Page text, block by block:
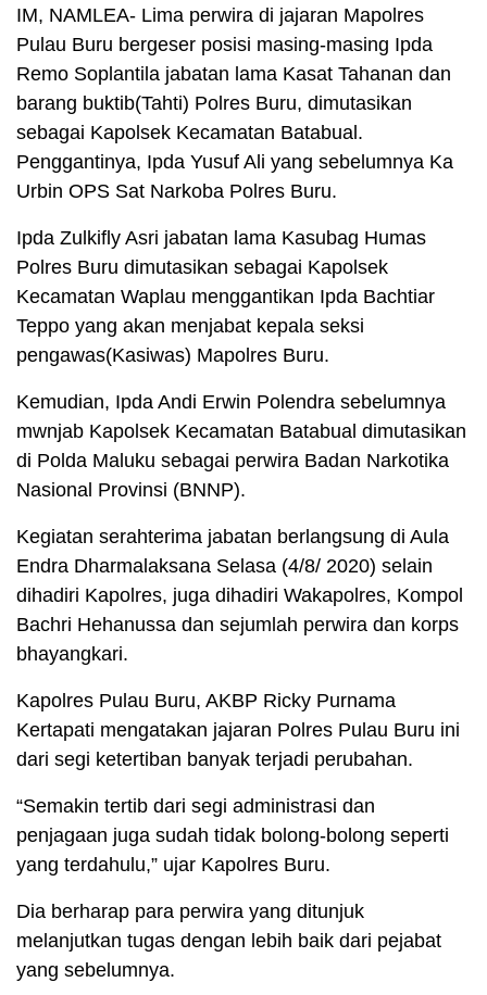
IM, NAMLEA- Lima perwira di jajaran Mapolres
Pulau Buru bergeser posisi masing-masing Ipda
Remo Soplantila jabatan lama Kasat Tahanan dan
barang buktib(Tahti) Polres Buru, dimutasikan
sebagai Kapolsek Kecamatan Batabual.
Penggantinya, Ipda Yusuf Ali yang sebelumnya Ka
Urbin OPS Sat Narkoba Polres Buru.
Ipda Zulkifly Asri jabatan lama Kasubag Humas
Polres Buru dimutasikan sebagai Kapolsek
Kecamatan Waplau menggantikan Ipda Bachtiar
Teppo yang akan menjabat kepala seksi
pengawas(Kasiwas) Mapolres Buru.
Kemudian, Ipda Andi Erwin Polendra sebelumnya
mwnjab Kapolsek Kecamatan Batabual dimutasikan
di Polda Maluku sebagai perwira Badan Narkotika
Nasional Provinsi (BNNP).
Kegiatan serahterima jabatan berlangsung di Aula
Endra Dharmalaksana Selasa (4/8/ 2020) selain
dihadiri Kapolres, juga dihadiri Wakapolres, Kompol
Bachri Hehanussa dan sejumlah perwira dan korps
bhayangkari.
Kapolres Pulau Buru, AKBP Ricky Purnama
Kertapati mengatakan jajaran Polres Pulau Buru ini
dari segi ketertiban banyak terjadi perubahan.
“Semakin tertib dari segi administrasi dan
penjagaan juga sudah tidak bolong-bolong seperti
yang terdahulu,” ujar Kapolres Buru.
Dia berharap para perwira yang ditunjuk
melanjutkan tugas dengan lebih baik dari pejabat
yang sebelumnya.